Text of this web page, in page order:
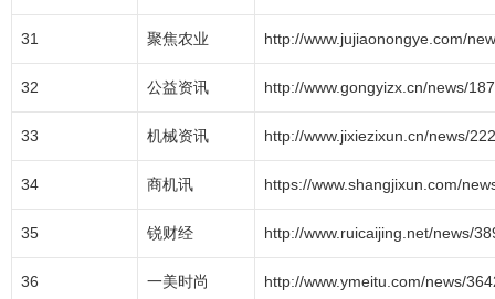
31 聚焦农业 http://www.jujiaonongye.com/
32 公益资讯 http://www.gongyizx.cn/news/
33 机械资讯 http://www.jixiezixun.cn/news/
34 商机讯 https://www.shangjixun.com/
35 锐财经 http://www.ruicaijing.net/news/
36 一美时尚 http://www.ymeitu.com/news/